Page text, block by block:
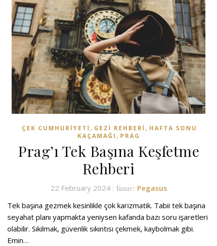
ÇEK CUMHURIYETI , GEZI REHBERI , HAFTA SONU
KAÇAMAĞI , PRAG
Prag’ı Tek Başına Keşfetme
Rehberi
22 February 2024 Yazar: Pegasus
Tek başına gezmek kesinlikle çok karizmatik. Tabii tek başına
seyahat planı yapmakta yeniysen kafanda bazı soru işaretleri
olabilir. Sıkılmak, güvenlik sıkıntısı çekmek, kaybolmak gibi.
Emin…